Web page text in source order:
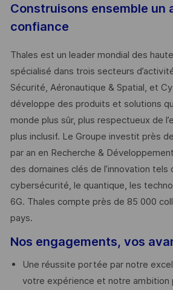
Construisons ensemble un
confiance
Thales est un leader mondial des
spécialisé dans trois secteurs
Sécurité, Aéronautique & Spatial, et
développe des produits et solutions
monde plus sûr, plus respectueux de
plus inclusif. Le Groupe investit près
par an en Recherche &
des domaines clés de l’innovation tels
cybersécurité, le quantique, les
6G. Thales compte près de 85 000
pays. ​
Nos engagements, vos
Une réussite portée par notre
votre expérience et notre ambition